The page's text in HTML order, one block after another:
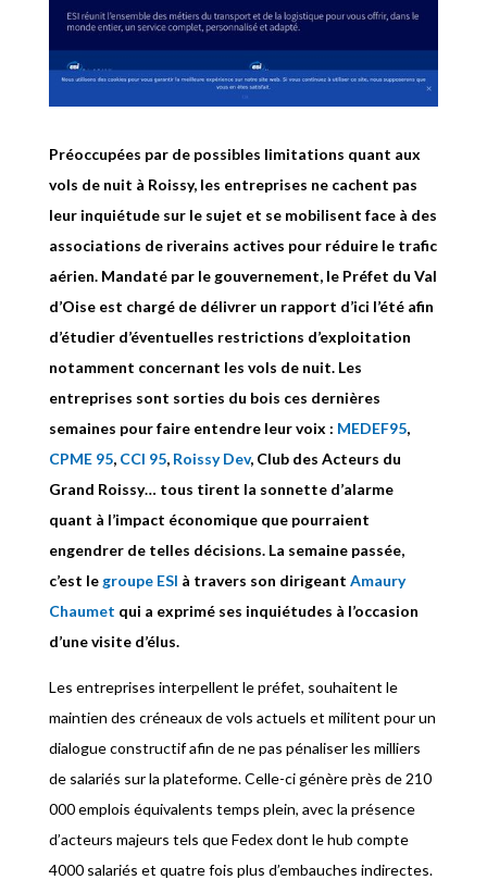
Préoccupées par de possibles limitations quant aux
vols de nuit à Roissy, les entreprises ne cachent pas
leur inquiétude sur le sujet et se mobilisent face à des
associations de riverains actives pour réduire le trafic
aérien. Mandaté par le gouvernement, le Préfet du Val
d’Oise est chargé de délivrer un rapport d’ici l’été afin
d’étudier d’éventuelles restrictions d’exploitation
notamment concernant les vols de nuit. Les
entreprises sont sorties du bois ces dernières
semaines pour faire entendre leur voix : MEDEF95,
CPME 95, CCI 95, Roissy Dev, Club des Acteurs du
Grand Roissy… tous tirent la sonnette d’alarme
quant à l’impact économique que pourraient
engendrer de telles décisions. La semaine passée,
c’est le groupe ESI à travers son dirigeant Amaury
Chaumet qui a exprimé ses inquiétudes à l’occasion
d’une visite d’élus.
Les entreprises interpellent le préfet, souhaitent le
maintien des créneaux de vols actuels et militent pour un
dialogue constructif afin de ne pas pénaliser les milliers
de salariés sur la plateforme. Celle-ci génère près de 210
000 emplois équivalents temps plein, avec la présence
d’acteurs majeurs tels que Fedex dont le hub compte
4000 salariés et quatre fois plus d’embauches indirectes.